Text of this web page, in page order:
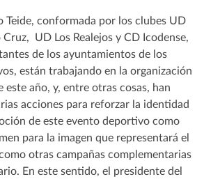
Teide, conformada por los clubes UD
UD Los Realejos y CD Icodense,
de los ayuntamientos de los
están trabajando en la organización
este año, y, entre otras cosas, han
acciones para reforzar la identidad
de este evento deportivo como
para la imagen que representará el
otras campañas complementarias
En este sentido, el presidente del